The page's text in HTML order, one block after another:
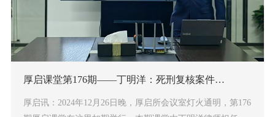
厚启课堂第176期——丁明洋：死刑复核案件辩护的外与内
厚启讯：2024年12月26日晚，厚启所会议室灯火通明，第176